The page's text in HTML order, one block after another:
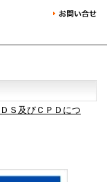
Ｓ及びＣＰＤにつ